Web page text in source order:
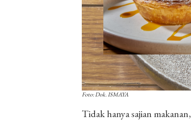
Foto: Dok. ISMAYA
Tidak hanya sajian